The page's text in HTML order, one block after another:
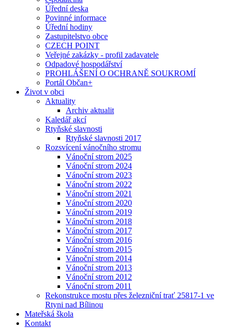
Úřední deska
Povinné informace
Úřední hodiny
Zastupitelstvo obce
CZECH POINT
Veřejné zakázky - profil zadavatele
Odpadové hospodářství
PROHLÁŠENÍ O OCHRANĚ SOUKROMÍ
Portál Občan+
Život v obci
Aktuality
Archiv aktualit
Kaledář akcí
Rtyňské slavnosti
Rtyňské slavnosti 2017
Rozsvícení vánočního stromu
Vánoční strom 2025
Vánoční strom 2024
Vánoční strom 2023
Vánoční strom 2022
Vánoční strom 2021
Vánoční strom 2020
Vánoční strom 2019
Vánoční strom 2018
Vánoční strom 2017
Vánoční strom 2016
Vánoční strom 2015
Vánoční strom 2014
Vánoční strom 2013
Vánoční strom 2012
Vánoční strom 2011
Rekonstrukce mostu přes železniční trať 25817-1 ve
Rtyni nad Bílinou
Mateřská škola
Kontakt